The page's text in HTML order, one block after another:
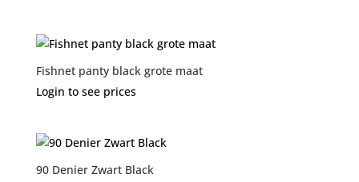
Fishnet panty black grote maat
Login to see prices
90 Denier Zwart Black